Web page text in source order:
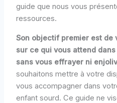
guide que nous vous
ressources.
Son objectif premier est de
sur ce qui vous attend
sans vous effrayer ni
souhaitons mettre à votre
vous accompagner dans
enfant sourd. Ce guide ne